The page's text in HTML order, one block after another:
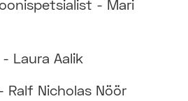
- Mari
Laura Aalik
Ralf Nicholas Nöör